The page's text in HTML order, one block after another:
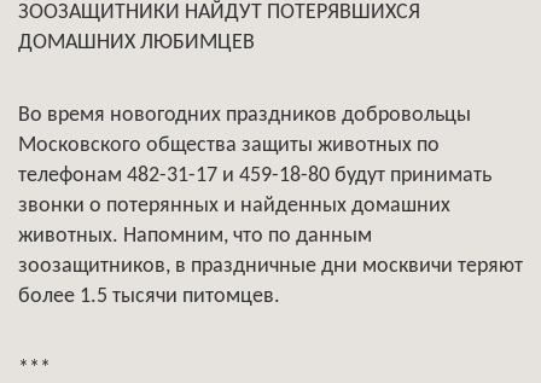
ЗООЗАЩИТНИКИ НАЙДУТ ПОТЕРЯВШИХСЯ
ДОМАШНИХ ЛЮБИМЦЕВ
Во время новогодних праздников добровольцы
Московского общества защиты животных по
телефонам 482-31-17 и 459-18-80 будут принимать
звонки о потерянных и найденных домашних
животных. Напомним, что по данным
зоозащитников, в праздничные дни москвичи теряют
более 1.5 тысячи питомцев.
***